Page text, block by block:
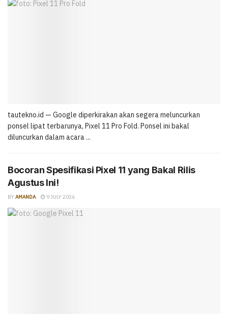
tautekno.id — Google diperkirakan akan segera meluncurkan
ponsel lipat terbarunya, Pixel 11 Pro Fold. Ponsel ini bakal
diluncurkan dalam acara ...
Bocoran Spesifikasi Pixel 11 yang Bakal Rilis
Agustus Ini!
BY AMANDA 9 JULY 2026